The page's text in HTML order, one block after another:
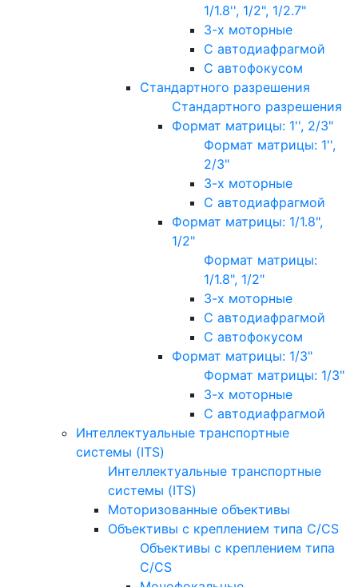
1/1.8'', 1/2", 1/2.7"
3-х моторные
С автодиафрагмой
С автофокусом
Стандартного разрешения
Стандартного разрешения
Формат матрицы: 1'', 2/3"
Формат матрицы: 1'',
2/3"
3-х моторные
С автодиафрагмой
Формат матрицы: 1/1.8",
1/2"
Формат матрицы:
1/1.8", 1/2"
3-х моторные
С автодиафрагмой
С автофокусом
Формат матрицы: 1/3"
Формат матрицы: 1/3"
3-х моторные
С автодиафрагмой
Интеллектуальные транспортные
системы (ITS)
Интеллектуальные транспортные
системы (ITS)
Моторизованные объективы
Объективы с креплением типа C/CS
Объективы с креплением типа
C/CS